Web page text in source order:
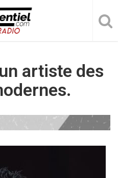
artiste des